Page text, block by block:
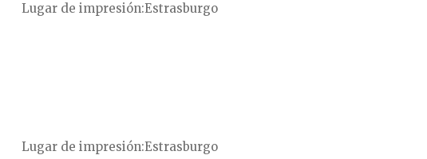
Lugar de impresión Estrasburgo
Lugar de impresión Estrasburgo